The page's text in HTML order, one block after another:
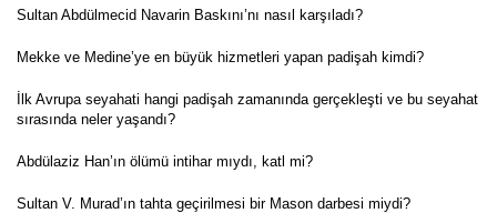
Sultan Abdülmecid Navarin Baskını’nı nasıl karşıladı?
Mekke ve Medine’ye en büyük hizmetleri yapan padişah kimdi?
İlk Avrupa seyahati hangi padişah zamanında gerçekleşti ve bu seyahat
sırasında neler yaşandı?
Abdülaziz Han’ın ölümü intihar mıydı, katl mi?
Sultan V. Murad’ın tahta geçirilmesi bir Mason darbesi miydi?